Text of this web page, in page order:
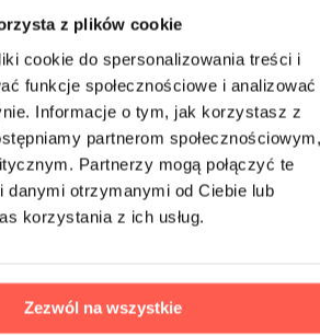
z plików cookie
cookie do spersonalizowania treści i
funkcje społecznościowe i analizować
Informacje o tym, jak korzystasz z
partnerom społecznościowym,
Partnerzy mogą połączyć te
danymi otrzymanymi od Ciebie lub
korzystania z ich usług.
Zezwól na wszystkie
Stray Kids: SKZHOP HIPTAPE(合
Hop) (SKZHOP Version)
CD
Na magazynie 122,20 zł
Chaozz: Best Of